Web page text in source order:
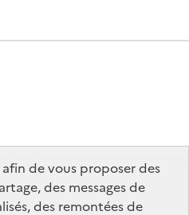
de vous proposer des
des messages de
des remontées de